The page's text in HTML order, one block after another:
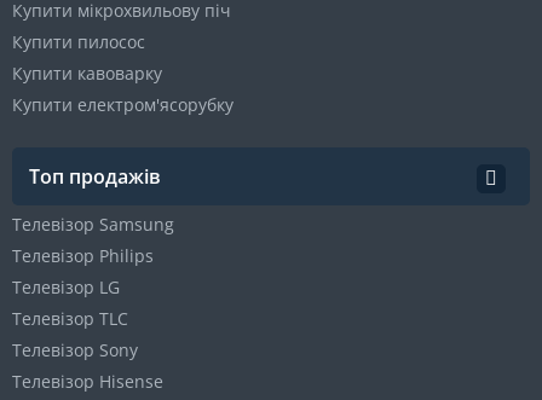
Купити мікрохвильову піч
Купити пилосос
Купити кавоварку
Купити електром'ясорубку
Топ продажів
Телевізор Samsung
Телевізор Philips
Телевізор LG
Телевізор TLC
Телевізор Sony
Телевізор Hisense